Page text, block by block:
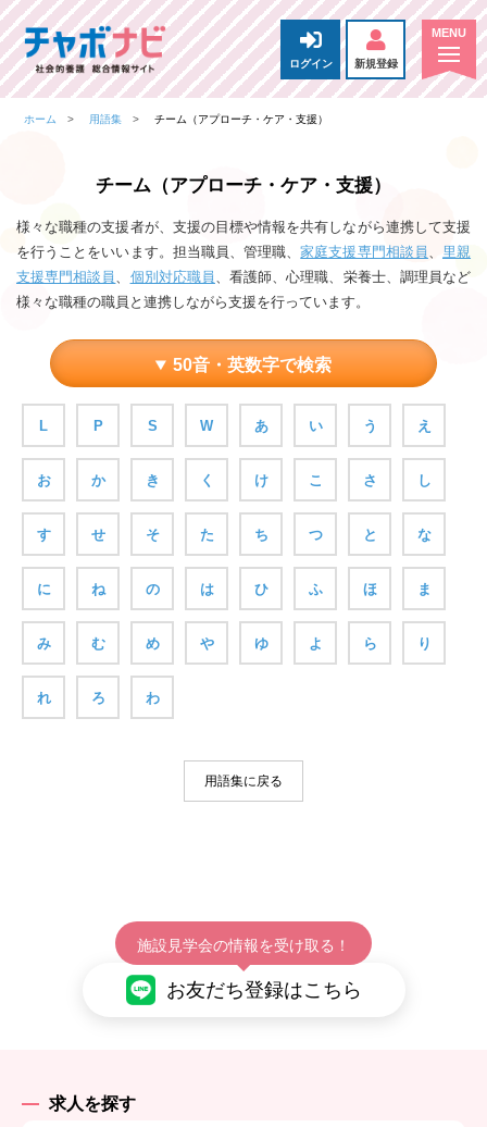
ログイン 新規登録
ホーム 用語集 チーム（アプローチ・ケア・支援）
チーム（アプローチ・ケア・支援）
様々な職種の支援者が、支援の目標や情報を共有しながら連携して支援
を行うことをいいます。担当職員、管理職、家庭支援専門相談員 、 里親
支援専門相談員 、 個別対応職員 、看護師、心理職、栄養士、調理員など
様々な職種の職員と連携しながら支援を行っています。
50音・英数字で検索
L P S W あ い う え
お か き く け こ さ し
す せ そ た ち つ と な
に ね の は ひ ふ ほ ま
み む め や ゆ よ ら り
れ ろ わ
用語集に戻る
施設見学会の情報を受け取る！
お友だち登録はこちら
求人を探す